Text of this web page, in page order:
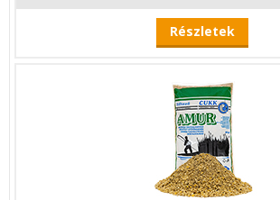
Részletek